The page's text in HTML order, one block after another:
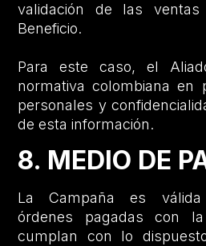
validación de las
Beneficio.
Para este caso, el
normativa colombiana en
personales y
de esta información.
8. MEDIO DE
La Campaña es válida
órdenes pagadas con
cumplan con lo